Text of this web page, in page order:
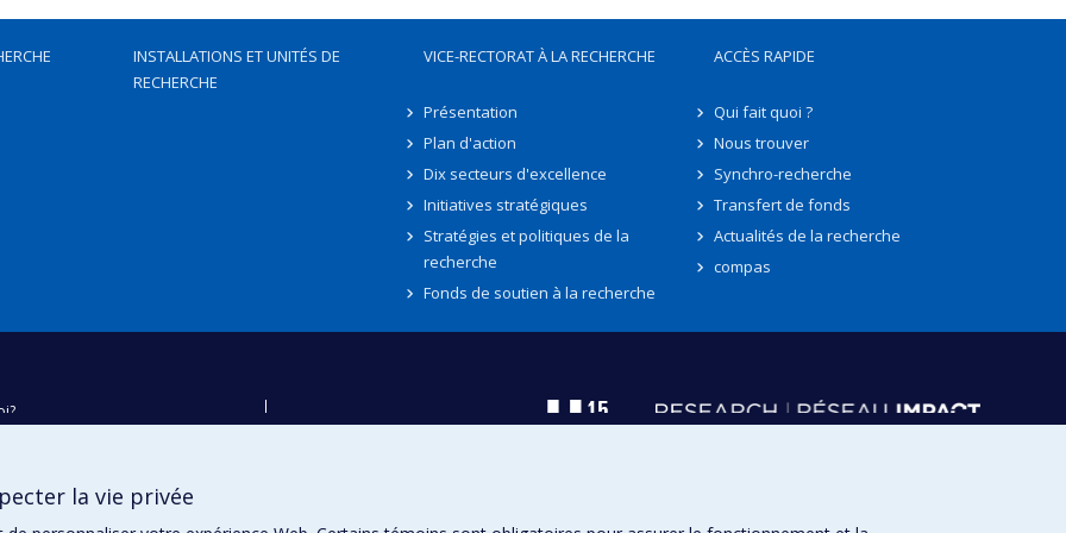
INSTALLATIONS ET UNITÉS DE
RECHERCHE
VICE-RECTORAT À LA RECHERCHE
Présentation
Plan d'action
Dix secteurs d'excellence
Initiatives stratégiques
Stratégies et politiques de la
recherche
Fonds de soutien à la recherche
ACCÈS RAPIDE
Qui fait quoi ?
Nous trouver
Synchro-recherche
Transfert de fonds
Actualités de la recherche
compas
la vie privée